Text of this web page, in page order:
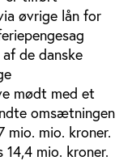
øvrige lån for
de danske
mødt med et
omsætningen
mio. mio. kroner.
mio. kroner.